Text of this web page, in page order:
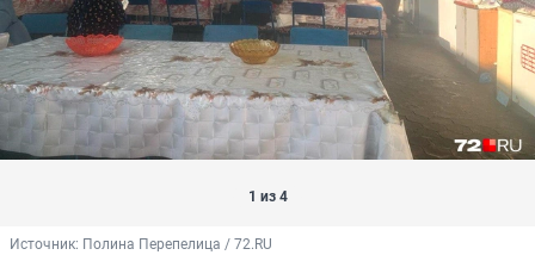
1 из 4
Источник: Полина Перепелица / 72.RU